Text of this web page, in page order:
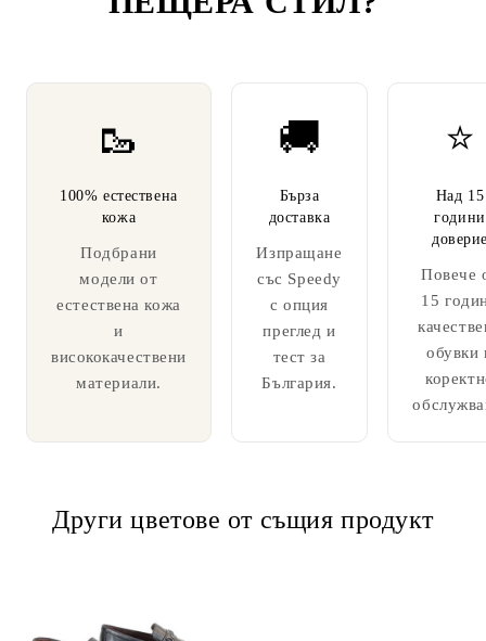
🥾
100% естествена
кожа
Подбрани
модели от
естествена кожа
и
висококачествени
материали.
🚚
Бърза
доставка
Изпращане
със Speedy
с опция
преглед и
тест за
България.
⭐
Над 15
години
Повече
15
обувки
Други цветове от същия продукт